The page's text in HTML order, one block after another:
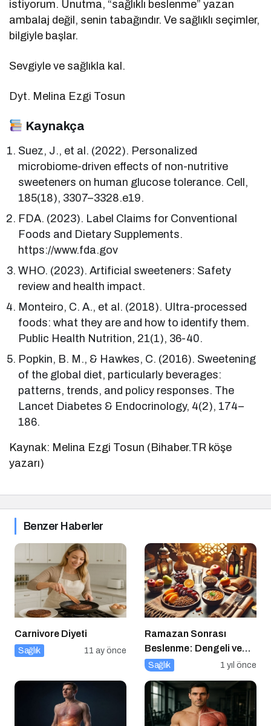
istiyorum. Unutma, “sağlıklı beslenme” yazan
ambalaj değil, senin tabağındır. Ve sağlıklı seçimler,
bilgiyle başlar.
Sevgiyle ve sağlıkla kal.
Dyt. Melina Ezgi Tosun
Kaynakça
Suez, J., et al. (2022). Personalized
microbiome-driven effects of non-nutritive
sweeteners on human glucose tolerance. Cell,
185(18), 3307–3328.e19.
FDA. (2023). Label Claims for Conventional
Foods and Dietary Supplements.
https://www.fda.gov
WHO. (2023). Artificial sweeteners: Safety
review and health impact.
Monteiro, C. A., et al. (2018). Ultra-processed
foods: what they are and how to identify them.
Public Health Nutrition, 21(1), 36-40.
Popkin, B. M., & Hawkes, C. (2016). Sweetening
of the global diet, particularly beverages:
patterns, trends, and policy responses. The
Lancet Diabetes & Endocrinology, 4(2), 174–
186.
Kaynak: Melina Ezgi Tosun (Bihaber.TR köşe
yazarı)
Benzer Haberler
Carnivore Diyeti
Sağlık 11 ay önce
Ramazan Sonrası
Beslenme: Dengeli ve
Sağlıklı Bir Geçiş İçin
Sağlık 1 yıl önce